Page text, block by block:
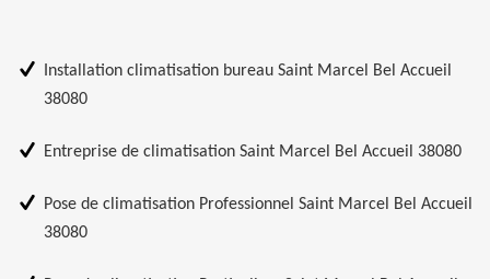
Installation climatisation bureau Saint Marcel Bel Accueil
38080
Entreprise de climatisation Saint Marcel Bel Accueil 38080
Pose de climatisation Professionnel Saint Marcel Bel Accueil
38080